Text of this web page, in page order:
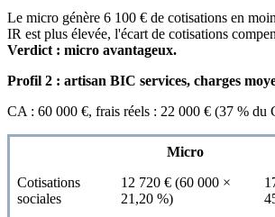
Le micro génère 6 100 € de cotisations en
IR est plus élevée, l'écart de cotisations
Verdict : micro avantageux.
Profil 2 : artisan BIC services, charges
CA : 60 000 €, frais réels : 22 000 € (37 % du
Micro
Cotisations
sociales
12 720 € (60 000 ×
21,20 %)